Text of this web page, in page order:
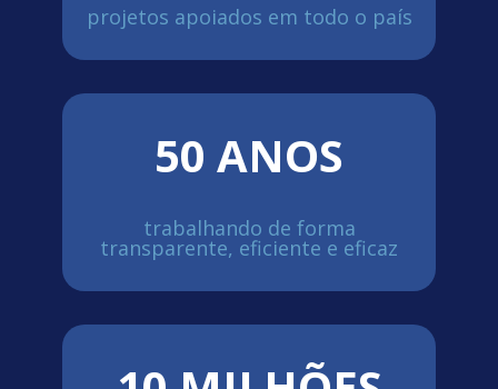
projetos apoiados em todo o país
50 ANOS
trabalhando de forma
transparente, eficiente e eficaz